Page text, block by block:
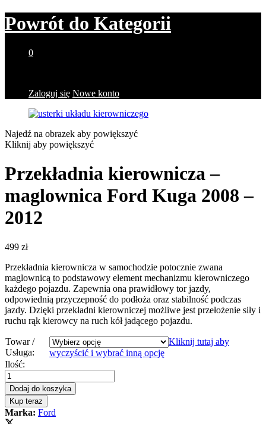
Powrót do Kategorii
0
Zaloguj się Nowe konto
Najedź na obrazek aby powiększyć
Kliknij aby powiększyć
Przekładnia kierownicza –
maglownica Ford Kuga 2008 –
2012
499 zł
Przekładnia kierownicza w samochodzie potocznie zwana
maglownicą to podstawowy element mechanizmu kierowniczego
każdego pojazdu. Zapewnia ona prawidłowy tor jazdy,
odpowiednią przyczepność do podłoża oraz stabilność podczas
jazdy. Dzięki przekładni kierowniczej możliwe jest przełożenie siły i
ruchu rąk kierowcy na ruch kół jadącego pojazdu.
Towar /
Usługa:
Kliknij tutaj aby
wyczyścić i wybrać inną opcję
Przekładnia
kierownicza
-
maglownica
Ford
Kuga
Ilość:
Dodaj do koszyka
Kup teraz
Marka: Ford